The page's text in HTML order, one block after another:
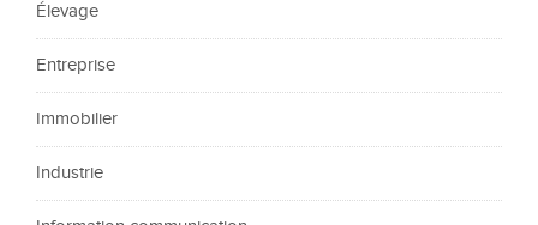
Élevage
Entreprise
Immobilier
Industrie